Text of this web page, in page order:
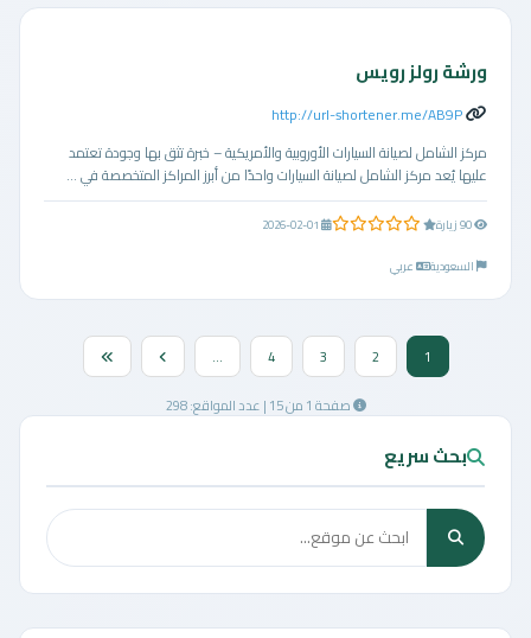
ورشة رولز رويس
http://url-shortener.me/AB9P
مركز الشامل لصيانة السيارات الأوروبية والأمريكية – خبرة تثق بها وجودة تعتمد
عليها يُعد مركز الشامل لصيانة السيارات واحدًا من أبرز المراكز المتخصصة في ...
0.0 من 5 نجوم
السعودية
عربي
1
2
3
4
...
صفحة 1 من 15 | عدد المواقع: 298
بحث سريع